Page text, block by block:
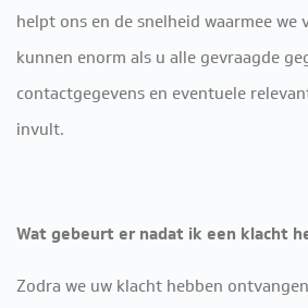
helpt ons en de snelheid waarmee we
kunnen enorm als u alle gevraagde
contactgegevens en eventuele
invult.
Wat gebeurt er nadat ik een klacht
Zodra we uw klacht hebben